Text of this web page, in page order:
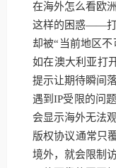
在海外怎么看欧
这样的困惑——打
却被“当前地区不
如在澳大利亚打
提示让期待瞬间
遇到IP受限的问
会显示海外无法
版权协议通常只
境外，就会限制